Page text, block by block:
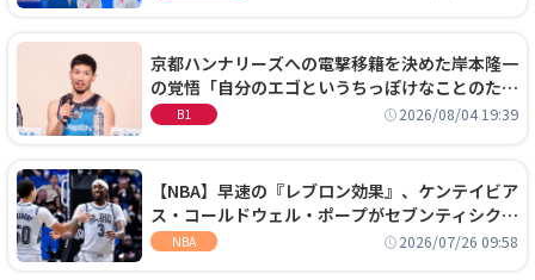
京都ハンナリーズへの電撃移籍を決めた岸本隆一
の覚悟「自分のエゴというちっぽけなことのため
に、京都に来たわけではない」
B1 2026/08/04 19:39
【NBA】早速の『レブロン効果』、ケンテイビア
ス・コールドウェル・ポープがセブンティシクサ
ーズに1年契約で加入
NBA 2026/07/26 09:58